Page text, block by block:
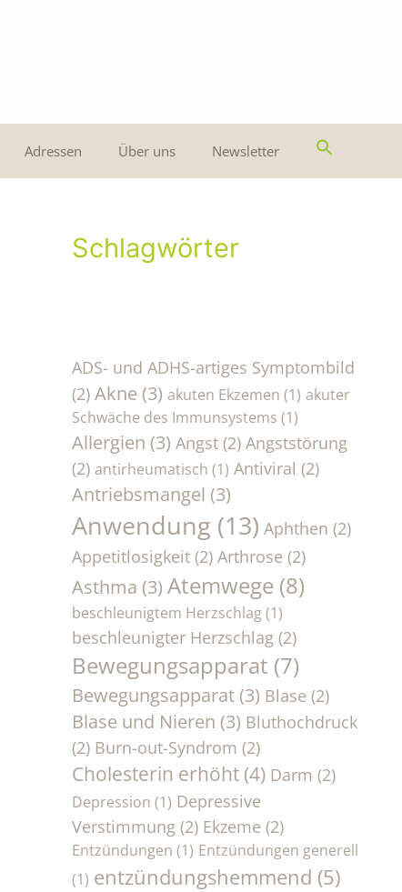
Adressen Über uns Newsletter
Schlagwörter
ADS- und ADHS-artiges Symptombild
(2) Akne (3) akuten Ekzemen (1) akuter
Schwäche des Immunsystems (1)
Allergien (3) Angst(2) Angststörung
(2) antirheumatisch (1) Antiviral (2)
Antriebsmangel (3)
Anwendung (13) Aphthen (2)
Appetitlosigkeit(2) Arthrose (2)
Asthma (3) Atemwege (8)
beschleunigtem Herzschlag(1)
beschleunigter Herzschlag(2)
Bewegungsapparat (7)
Bewegungsapparat(3) Blase (2)
Blase und Nieren (3) Bluthochdruck
(2) Burn-out-Syndrom (2)
Cholesterin erhöht(4) Darm (2)
Depression (1) Depressive
Verstimmung(2) Ekzeme (2)
Entzündungen (1) Entzündungen generell
(1) entzündungshemmend (5)